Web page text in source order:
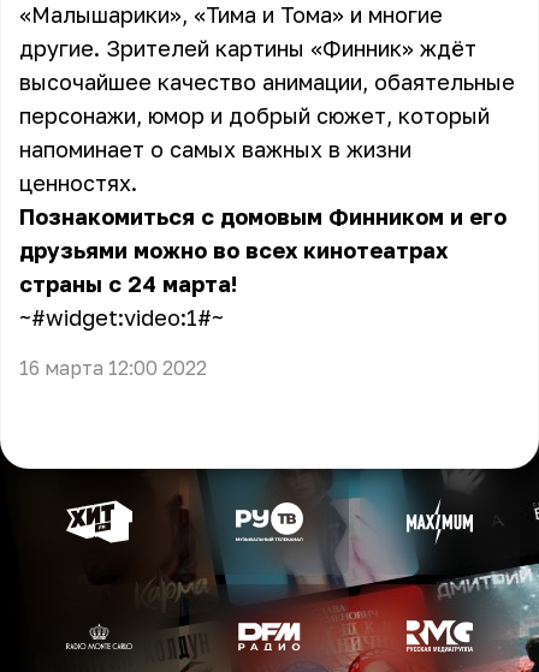
«Малышарики», «Тима и Тома» и многие
другие. Зрителей картины «Финник» ждёт
высочайшее качество анимации, обаятельные
персонажи, юмор и добрый сюжет, который
напоминает о самых важных в жизни
ценностях.
Познакомиться с домовым Финником и его
друзьями можно во всех кинотеатрах
страны с 24 марта!
~#widget:video:1#~
16 марта 12:00 2022